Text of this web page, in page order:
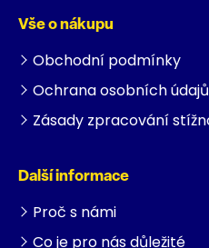
Vše o nákupu
Obchodní podmínky
Ochrana osobních údajů
Zásady zpracování
Další informace
Proč s námi
Co je pro nás důležité